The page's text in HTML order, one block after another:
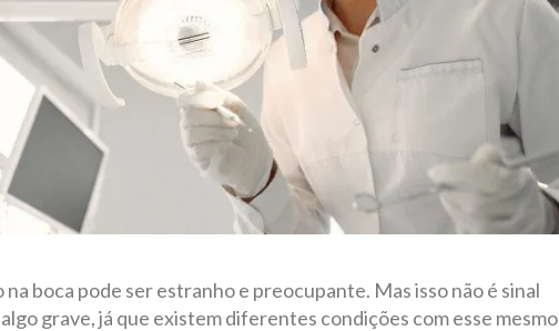
boca pode ser estranho e preocupante. Mas isso não é sinal
grave, já que existem diferentes condições com esse mesmo